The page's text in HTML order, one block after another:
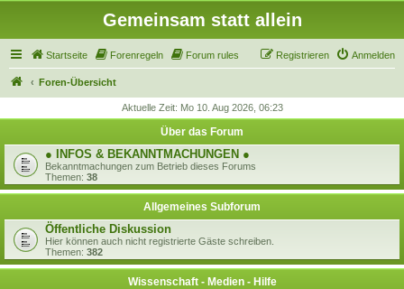
Gemeinsam statt allein
Startseite Forenregeln Forum rules Anmelden
Registrieren
Foren-Übersicht
Aktuelle Zeit: Mo 10. Aug 2026, 06:23
Über das Forum
● INFOS & BEKANNTMACHUNGEN ●
Bekanntmachungen zum Betrieb dieses Forums
Themen: 38
Allgemeines Subforum
Öffentliche Diskussion
Hier können auch nicht registrierte Gäste schreiben.
Themen: 382
Wissenschaft - Medien - Hilfe